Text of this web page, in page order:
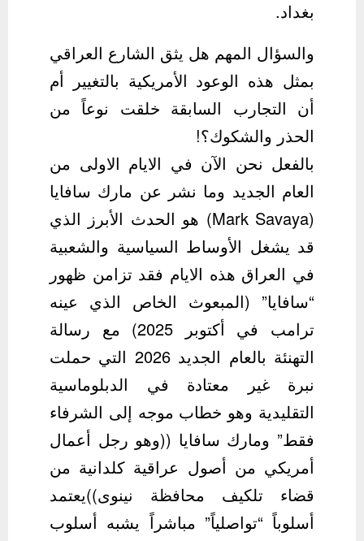
بغداد.
والسؤال المهم هل يثق الشارع العراقي
بمثل هذه الوعود الأمريكية بالتغيير أم
أن التجارب السابقة خلقت نوعاً من
الحذر والشكوك؟!
بالفعل نحن الآن في الايام الاولى من
العام الجديد وما نشر عن مارك سافايا
(Mark Savaya) هو الحدث الأبرز الذي
قد يشغل الأوساط السياسية والشعبية
في العراق هذه الايام فقد تزامن ظهور
“سافايا” (المبعوث الخاص الذي عينه
ترامب في أكتوبر 2025) مع رسالة
التهنئة بالعام الجديد 2026 التي حملت
نبرة غير معتادة في الدبلوماسية
التقليدية وهو خطاب موجه إلى الشرفاء
فقط” ومارك سافايا ((وهو رجل أعمال
أمريكي من أصول عراقية كلدانية من
قضاء تلكيف محافظة نينوى))يعتمد
أسلوباً “تواصلياً” مباشراً يشبه أسلوب